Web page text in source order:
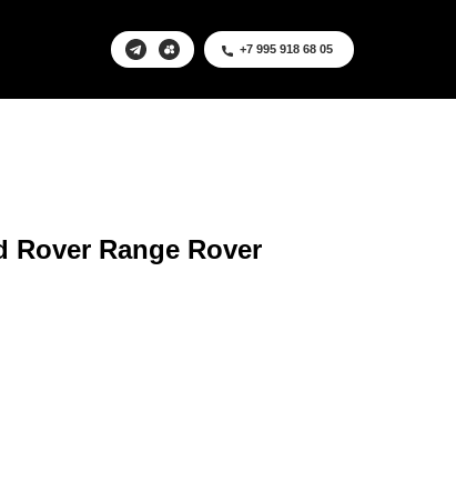
+7 995 918 68 05
Range Rover